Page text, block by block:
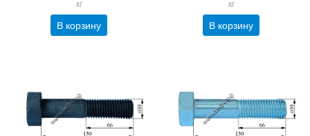
кг
В корзину
кг
В корзину